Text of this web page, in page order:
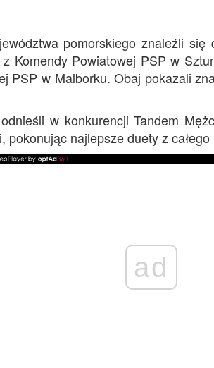
pomorskiego znaleźli
Komendy Powiatowej PSP w
PSP w Malborku. Obaj pokazali
w konkurencji Tandem
pokonując najlepsze duety z całego
ad